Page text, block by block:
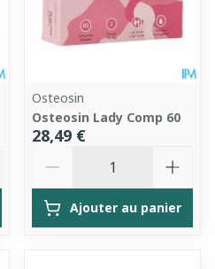
Osteosin
Osteosin Lady Comp 60
28,49 €
Ajouter au panier